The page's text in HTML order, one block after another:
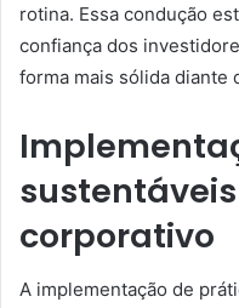
rotina. Essa condução
confiança dos
forma mais sólida diante
corporativo
A implementação de